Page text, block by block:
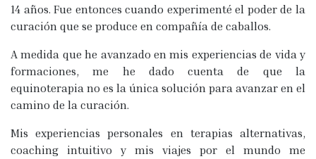
14 años. Fue entonces cuando experimenté el poder de la
curación que se produce en compañía de caballos.
A medida que he avanzado en mis experiencias de vida y
formaciones, me he dado cuenta de que la
equinoterapia no es la única solución para avanzar en el
camino de la curación.
Mis experiencias personales en terapias alternativas,
coaching intuitivo y mis viajes por el mundo me